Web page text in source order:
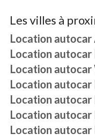
Les villes à
Location autocar
Location autocar
Location autocar
Location autocar
Location autocar
Location autocar
Location autocar